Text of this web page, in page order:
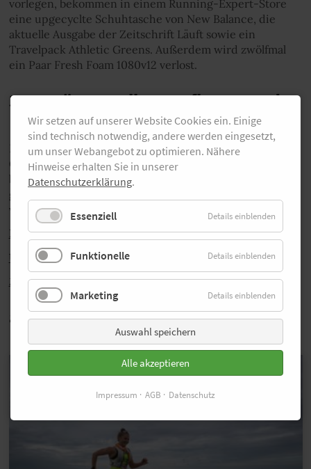
vorlegen, bekommen in einem Running-Expert-Store
eine upgecyclte Schuhtasche von New Balance, die
aktuelle Ausgabe der Zeitschrift Läuft sowie ein
Travelpack Athletic Greens. Außerdem wird zwölfmal
ein Paar Fresh Foam 1080v12 verlost.
3000 Bäume sollen gepflanzt werden
Neben dieser individuellen Belohnung gibt es auch ein
Gruppen-Geschenk: Wird das Gruppenziel erreicht,
belohnen New Balance und Sport 2000 das mit 3000
gepflanzten Bäumen – noch einmal 1000 mehr als im
vergangenen Jahr.
Hier geht es direkt zur Strava-Challenge!
Und hier gibt es alle Infos auf einen Blick.
Zurück
auch Interessant
Wir setzen auf unserer Website Cookies ein. Einige
sind technisch notwendig, andere werden eingesetzt,
um unser Webangebot zu optimieren. Nähere
Hinweise erhalten Sie in unserer
Datenschutzerklärung.
Essenziell Details einblenden
Funktionelle Details einblenden
Marketing Details einblenden
Auswahl speichern
Alle akzeptieren
Impressum AGB Datenschutz